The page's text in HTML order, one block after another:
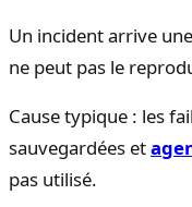
Un incident arrive
ne peut pas le
Cause typique : les
sauvegardées et
pas utilisé.